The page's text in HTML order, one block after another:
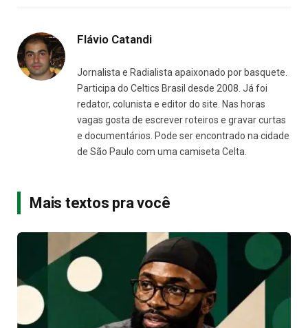
Flávio Catandi
Jornalista e Radialista apaixonado por basquete.
Participa do Celtics Brasil desde 2008. Já foi
redator, colunista e editor do site. Nas horas
vagas gosta de escrever roteiros e gravar curtas
e documentários. Pode ser encontrado na cidade
de São Paulo com uma camiseta Celta.
Mais textos pra você